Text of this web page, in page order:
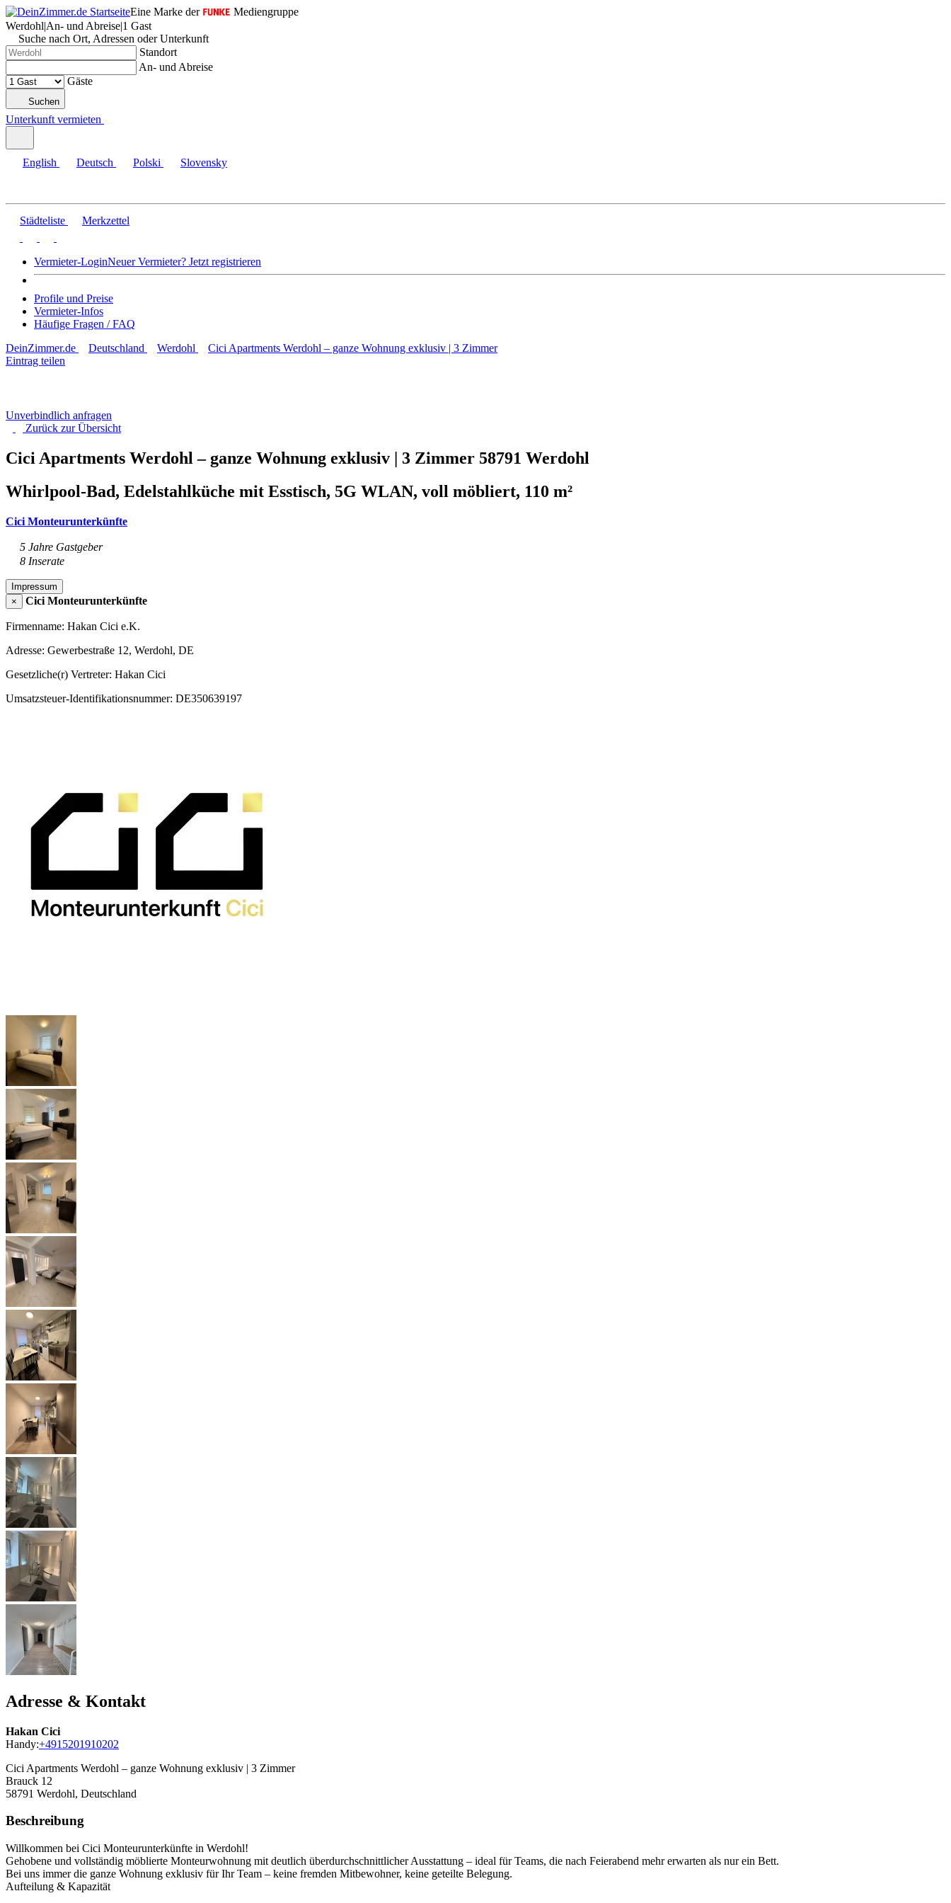
Eine Marke der
Mediengruppe
Werdohl|An- und Abreise|1 Gast
Suche nach Ort, Adressen oder Unterkunft
Standort
An- und Abreise
Gäste
Suchen
Unterkunft vermieten
English Deutsch Polski Slovensky
Städteliste Merkzettel
Vermieter-LoginNeuer Vermieter? Jetzt registrieren
Profile und Preise
Vermieter-Infos
Häufige Fragen / FAQ
DeinZimmer.de
Deutschland Werdohl
Cici Apartments Werdohl – ganze Wohnung exklusiv | 3 Zimmer
Eintrag teilen
Unverbindlich anfragen
Zurück zurÜbersicht
Cici Apartments Werdohl – ganze Wohnung exklusiv | 3 Zimmer 58791 Werdohl
Whirlpool-Bad, Edelstahlküche mit Esstisch, 5G WLAN, voll möbliert, 110 m²
Cici Monteurunterkünfte
5 Jahre Gastgeber
8 Inserate
Impressum
×
Cici Monteurunterkünfte
Firmenname: Hakan Cici e.K.
Adresse: Gewerbestraße 12, Werdohl, DE
Gesetzliche(r) Vertreter: Hakan Cici
Umsatzsteuer-Identifikationsnummer: DE350639197
Adresse & Kontakt
Hakan Cici
Handy:+4915201910202
Cici Apartments Werdohl – ganze Wohnung exklusiv | 3 Zimmer
Brauck 12
58791 Werdohl, Deutschland
Beschreibung
Willkommen bei Cici Monteurunterkünfte in Werdohl!
Gehobene und vollständig möblierte Monteurwohnung mit deutlich überdurchschnittlicher Ausstattung – ideal für Teams, die nach Feierabend mehr erwarten als nur ein Bett.
Bei uns immer die ganze Wohnung exklusiv für Ihr Team – keine fremden Mitbewohner, keine geteilte Belegung.
Aufteilung & Kapazität